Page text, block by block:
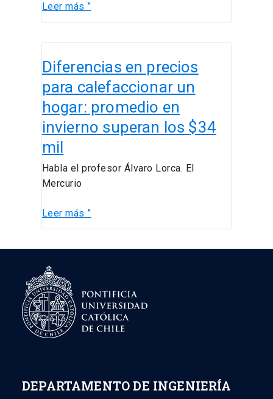
Leer más ”
Diferencias en precios
para calefaccionar un
hogar: promedio en
invierno superan los $34
mil
Habla el profesor Álvaro Lorca. El
Mercurio
en
para
calefaccionar
un
hogar:
promedio
en
invierno
los
mil
Leer más ”
DEPARTAMENTO DE INGENIERÍA